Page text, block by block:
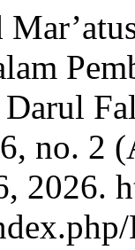
Darul
6, no. 2
2026.